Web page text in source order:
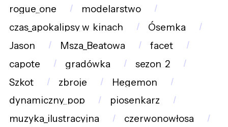
rogue_one
modelarstwo
czas_apokalipsy_w_kinach
Ósemka
Jason
Msza_Beatowa
facet
capote
gradówka
sezon_2
Szkot
zbroje
Hegemon
dynamiczny_pop
piosenkarz
muzyka_ilustracyjna
czerwonowłosa